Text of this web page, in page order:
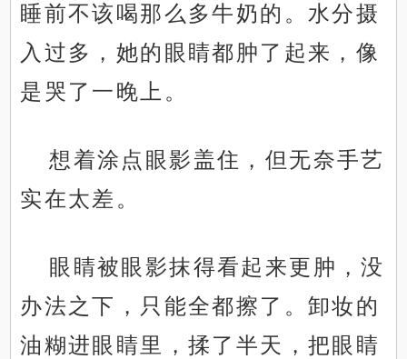
睡前不该喝那么多牛奶的。水分摄
入过多，她的眼睛都肿了起来，像
是哭了一晚上。
想着涂点眼影盖住，但无奈手艺
实在太差。
眼睛被眼影抹得看起来更肿，没
办法之下，只能全都擦了。卸妆的
油糊进眼睛里，揉了半天，把眼睛